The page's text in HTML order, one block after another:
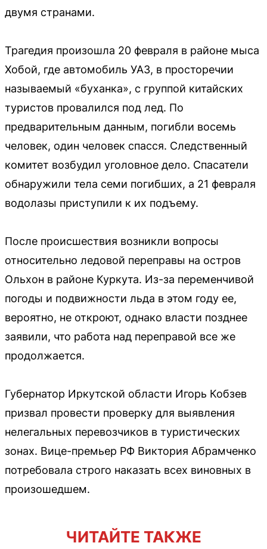
двумя странами.
Трагедия произошла 20 февраля в районе мыса
Хобой, где автомобиль УАЗ, в просторечии
называемый «буханка», с группой китайских
туристов провалился под лед. По
предварительным данным, погибли восемь
человек, один человек спасся. Следственный
комитет возбудил уголовное дело. Спасатели
обнаружили тела семи погибших, а 21 февраля
водолазы приступили к их подъему.
После происшествия возникли вопросы
относительно ледовой переправы на остров
Ольхон в районе Куркута. Из-за переменчивой
погоды и подвижности льда в этом году ее,
вероятно, не откроют, однако власти позднее
заявили, что работа над переправой все же
продолжается.
Губернатор Иркутской области Игорь Кобзев
призвал провести проверку для выявления
нелегальных перевозчиков в туристических
зонах. Вице-премьер РФ Виктория Абрамченко
потребовала строго наказать всех виновных в
произошедшем.
ЧИТАЙТЕ ТАКЖЕ